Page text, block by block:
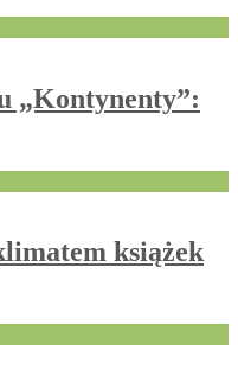
„Kontynenty”:
książek